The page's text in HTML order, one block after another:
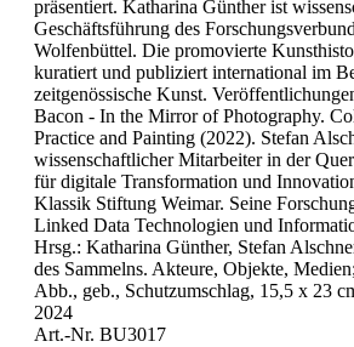
präsentiert. Katharina Günther ist
Geschäftsführung des
Wolfenbüttel. Die promovierte
kuratiert und publiziert international im
zeitgenössische Kunst.
Bacon - In the Mirror of Photography.
Practice and Painting (2022). Stefan
wissenschaftlicher Mitarbeiter in der
für digitale Transformation und
Klassik Stiftung Weimar. Seine
Linked Data Technologien und
Hrsg.: Katharina Günther, Stefan
des Sammelns. Akteure, Objekte,
Abb., geb., Schutzumschlag, 15,5 x 23
2024
Art.-Nr. BU3017